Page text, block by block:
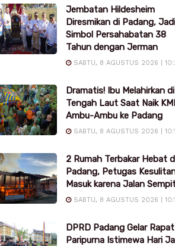
Jembatan Hildesheim
Diresmikan di Padang, Jadi
Simbol Persahabatan 38
Tahun dengan Jerman
SABTU, 8 AGUSTUS 2026 |
Dramatis! Ibu Melahirkan di
Tengah Laut Saat Naik
Ambu-Ambu ke Padang
SABTU, 8 AGUSTUS 2026 |
2 Rumah Terbakar Hebat
Padang, Petugas
Masuk karena Jalan
SABTU, 8 AGUSTUS 2026 |
DPRD Padang Gelar Rapat
Paripurna Istimewa Hari